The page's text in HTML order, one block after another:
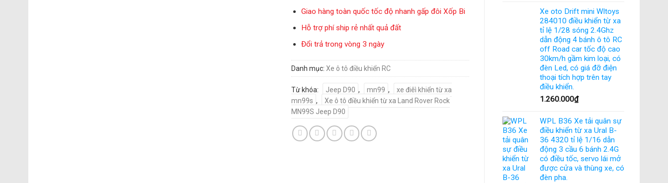
Giao hàng toàn quốc tốc độ nhanh gấp đôi Xốp Bi
Hỗ trợ phí ship rẻ nhất quả đất
Đổi trả trong vòng 3 ngày
Danh mục:Xe ô tô điều khiển RC
Từ khóa: Jeep D90 , mn99 ,
xe điêì khiển từ xa
mn99s ,
Xe ô tô điều khiển từ xa Land Rover Rock
MN99S Jeep D90
Xe oto Drift mini Wltoys
284010 điều khiển từ xa
tỉ lệ 1/28 sóng 2.4Ghz
dẫn động 4 bánh ô tô RC
off Road car tốc độ cao
30km/h gầm kim loại, có
đèn Led, có giá đỡ điện
thoại tích hợp trên tay
điều khiển.
1.260.000₫
WPL B36 Xe tải quân sự
điều khiển từ xa Ural B-
36 4320 tỉ lệ 1/16 dẫn
động 3 cầu 6 bánh 2.4G
có điều tốc, servo lái mở
được cửa và thùng xe, có
đèn pha.